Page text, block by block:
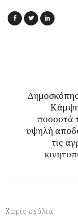
ποσοστά
υψηλή
τις
Χωρίς σχόλια